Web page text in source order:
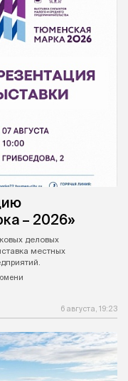
– 2026»
деловых
местных
6 августа, 19:23